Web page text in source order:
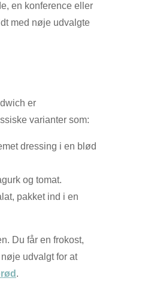
en konference eller
med nøje udvalgte
er
varianter som:
dressing i en blød
og tomat.
pakket ind i en
Du får en frokost,
udvalgt for at
.